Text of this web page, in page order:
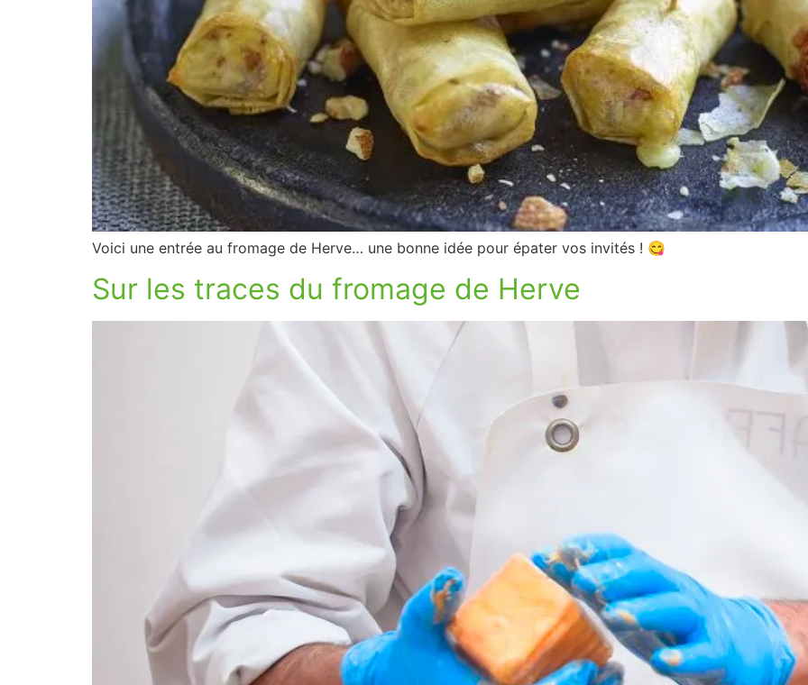
Voici une entrée au fromage de Herve… une bonne idée pour épater vos invités ! 😋
Sur les traces du fromage de Herve